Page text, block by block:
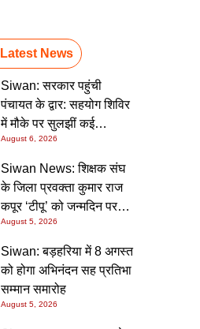
Latest News
Siwan: सरकार पहुंची
पंचायत के द्वार: सहयोग शिविर
में मौके पर सुलझीं कई
समस्याएं, 30 दिन में समाधान
की गारंटी
August 6, 2026
Siwan News: शिक्षक संघ
के जिला प्रवक्ता कुमार राज
कपूर ‘टीपू’ को जन्मदिन पर
मिली शुभकामनाओं की सौगात
August 5, 2026
Siwan: बड़हरिया में 8 अगस्त
को होगा अभिनंदन सह प्रतिभा
सम्मान समारोह
August 5, 2026